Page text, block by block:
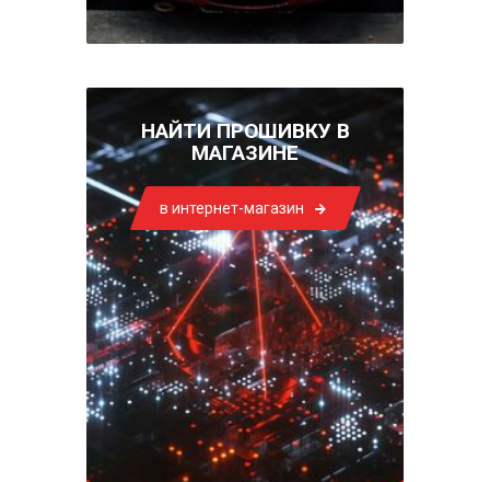
НАЙТИ ПРОШИВКУ В
МАГАЗИНЕ
в интернет-магазин